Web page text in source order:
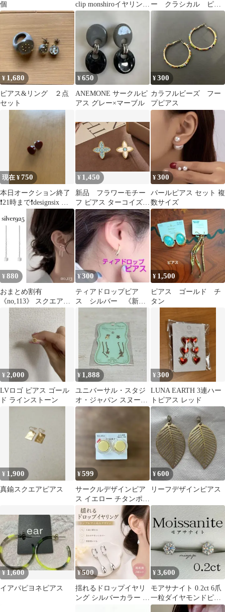
個
clip monshiroイヤリン
グ/ピアス
ー クラシカル ピア
ス 925 k14gp ゴール
¥ 1,680
ピアス&リング ２点
セット
¥650
ANEMONE サークルピ
アス グレー×マーブル
¥300
カラフルビーズ フー
プピアス
現在 ¥750
本日オークション終了
❗️21時まで❗️designsix ピ
¥ 1,450
新品 フラワーモチー
フ ピアス ターコイズ
シェル風 ゴールドカラ
ー
¥300
パールピアス セット 複
数サイズ
¥ 880
おまとめ割有
《no,113》 スクエアモ
チーフ アメリカンピア
ス シルバー925
¥300
ティアドロップピア
ス シルバー 《新
¥ 1,500
ピアス ゴールド チ
タン
¥ 2,000
LVロゴ ピアス ゴール
ド ラインストーン
¥ 1,888
ユニバーサル・スタジ
オ・ジャパン スヌーピ
ー ピアスセット
¥300
LUNA EARTH 3連ハー
トピアス レッド
¥ 1,900
真鍮スクエアピアス
¥599
サークルデザインピア
ス イエロー チタンポス
ト
¥600
リーフデザインピアス
¥1,600
イアパピヨネピアス
¥500
揺れるドロップイヤリ
ング シルバーカラー 両
¥3,600
モアサナイト 0.2ct 6爪
一粒ダイヤモンドピア
ス 丸ネジ 人工ダイヤモ